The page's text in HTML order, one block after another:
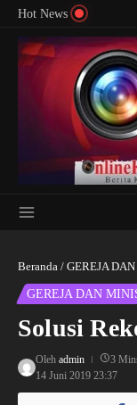
Lewati ke konten
Hot News
Beranda / GEREJA
GEREJA DAN
Solusi
Oleh admin 3
14 Juni 2019 23:37